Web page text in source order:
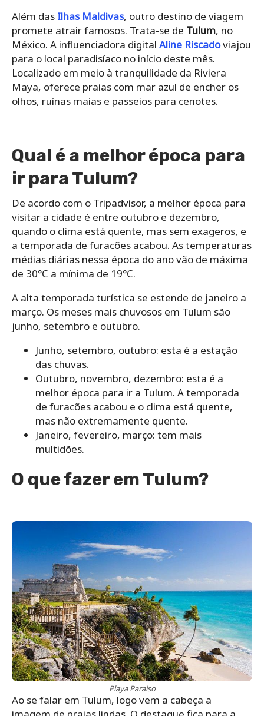
Além das Ilhas Maldivas, outro destino de viagem
promete atrair famosos. Trata-se de Tulum, no
México. A influenciadora digital Aline Riscadoviajou
para o local paradisíaco no início deste mês.
Localizado em meio à tranquilidade da Riviera
Maya, oferece praias com mar azul de encher os
olhos, ruínas maias e passeios para cenotes.
Qual é a melhor época para
ir para Tulum?
De acordo com o Tripadvisor, a melhor época para
visitar a cidade é entre outubro e dezembro,
quando o clima está quente, mas sem exageros, e
a temporada de furacões acabou. As temperaturas
médias diárias nessa época do ano vão de máxima
de 30°C a mínima de 19°C.
A alta temporada turística se estende de janeiro a
março. Os meses mais chuvosos em Tulum são
junho, setembro e outubro.
Junho, setembro, outubro: esta é a estação
das chuvas.
Outubro, novembro, dezembro: esta é a
melhor época para ir a Tulum. A temporada
de furacões acabou e o clima está quente,
mas não extremamente quente.
Janeiro, fevereiro, março: tem mais
multidões.
O que fazer em Tulum?
Playa Paraiso
Ao se falar em Tulum, logo vem a cabeça a